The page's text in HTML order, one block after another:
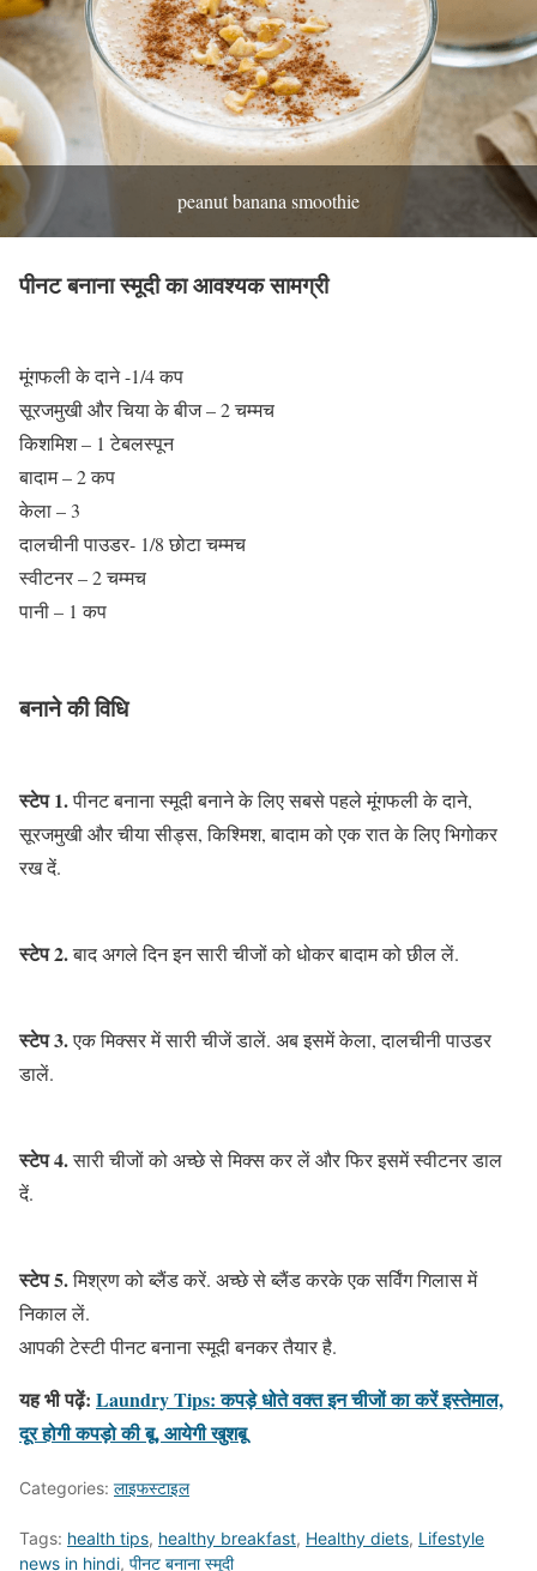
peanut banana smoothie
पीनट बनानास्मूदी का आवश्यक सामग्री
मूंगफली के दाने -1/4 कप
सूरजमुखी और चिया के बीज – 2 चम्मच
किशमिश – 1 टेबलस्पून
बादाम – 2 कप
केला – 3
दालचीनी पाउडर- 1/8 छोटा चम्मच
स्वीटनर – 2 चम्मच
पानी – 1 कप
बनाने की विधि
स्टेप 1.पीनट बनाना स्मूदी बनाने के लिए सबसे पहले मूंगफली के दाने,
सूरजमुखी और चीया सीड्स, किश्मिश, बादाम को एक रात के लिए भिगोकर
रख दें.
स्टेप 2.बाद अगले दिन इन सारी चीजों को धोकर बादाम को छील लें.
स्टेप 3.एक मिक्सर में सारी चीजें डालें. अब इसमें केला, दालचीनी पाउडर
डालें.
स्टेप 4.सारी चीजों को अच्छे से मिक्स कर लें और फिर इसमें स्वीटनर डाल
दें.
स्टेप 5.मिश्रण को ब्लैंड करें. अच्छे से ब्लैंड करके एक सर्विंग गिलास में
निकाल लें.
आपकी टेस्टी पीनट बनाना स्मूदी बनकर तैयार है.
यह भी पढ़ें: Laundry Tips: कपड़े धोते वक्त इन चीजों का करें इस्तेमाल,
दूर होगी कपड़ो की बू, आयेगी खुशबू
Categories: लाइफस्टाइल
Tags: health tips, healthy breakfast, Healthy diets, Lifestyle
news in hindi, पीनट बनाना स्मूदी